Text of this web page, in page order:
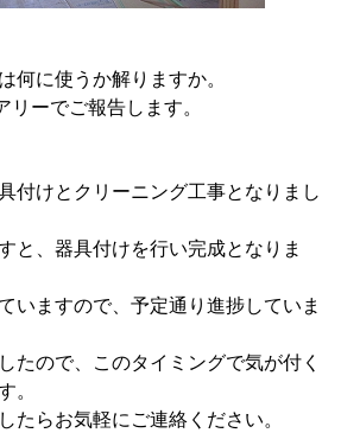
何に使うか解りますか。
リーでご報告します。
付けとクリーニング工事となりまし
と、器具付けを行い完成となりま
いますので、予定通り進捗していま
たので、このタイミングで気が付く
。
たらお気軽にご連絡ください。